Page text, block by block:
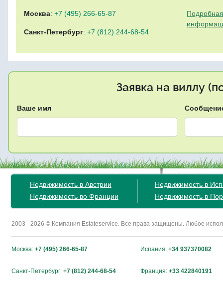
Москва: +7 (495) 266-65-87
Санкт-Петербург: +7 (812) 244-68-54
Заявка на виллу
Ваше имя
Недвижимость в Австрии
Недвижимость во Франции
Недвижимость в
Недвижимость в
2003 - 2026 © Компания Estateservice. Все права защищены. Любое
Москва: +7 (495) 266-65-87 Испания: +34 937370082
Санкт-Петербург: +7 (812) 244-68-54 Франция: +33 422840191